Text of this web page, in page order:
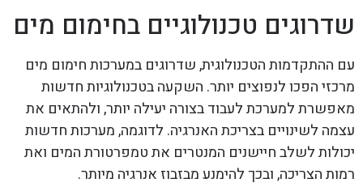
שדרוגים טכנולוגיים בחימום מים
עם ההתקדמות הטכנולוגית, שדרוגים במערכות חימום מים
מרכזי הפכו לנפוצים יותר. השקעה בטכנולוגיות חדשות
מאפשרת למערכת לעבוד בצורה יעילה יותר, ולהתאים את
עצמה לשינויים בצריכת האנרגיה. לדוגמה, מערכות חדשות
יכולות לשלב חיישנים המנטרים את טמפרטורת המים ואת
רמות הצריכה, ובכך להימנע מבזבוז אנרגיה מיותר.